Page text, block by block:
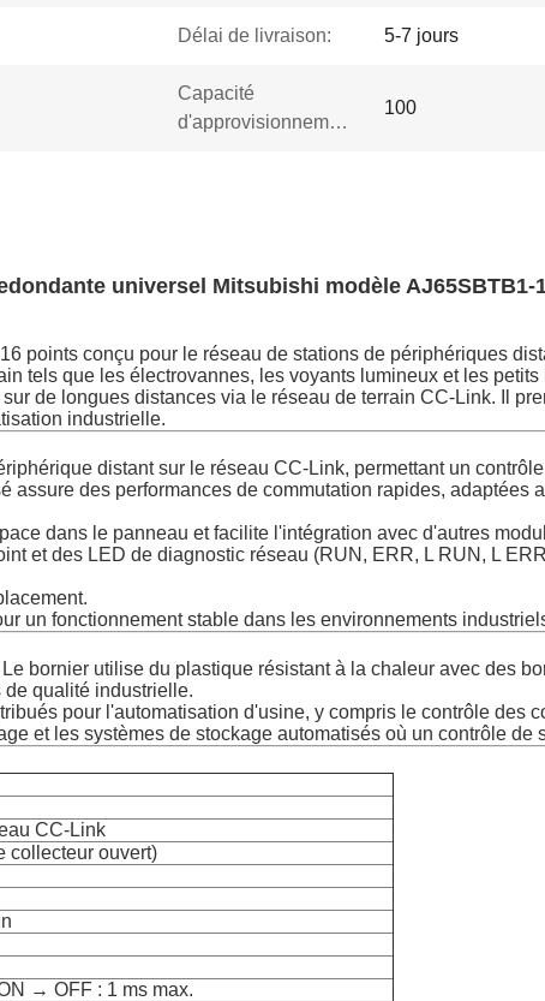
Délai de livraison: 5-7 jours
Capacité
d'approvisionnement:
100
universel Mitsubishi modèle AJ65SBTB1-
points conçu pour le réseau de stations de périphériques
tels que les électrovannes, les voyants lumineux et les
de longues distances via le réseau de terrain CC-Link. Il
industrielle.
distant sur le réseau CC-Link, permettant un
assure des performances de commutation rapides, adaptées
dans le panneau et facilite l'intégration avec d'autres
et des LED de diagnostic réseau (RUN, ERR, L RUN, L
un fonctionnement stable dans les environnements
bornier utilise du plastique résistant à la chaleur avec des
qualité industrielle.
pour l'automatisation d'usine, y compris le contrôle des
et les systèmes de stockage automatisés où un contrôle de
CC-Link
collecteur ouvert)
→ OFF : 1 ms max.